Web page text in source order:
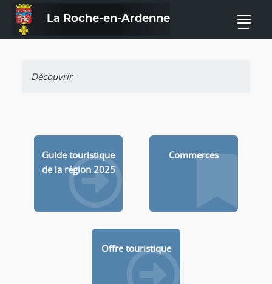
La Roche-en-Ardenne —
Découvrir
Guide touristique
de la région 2025
Commerces
Offre touristique